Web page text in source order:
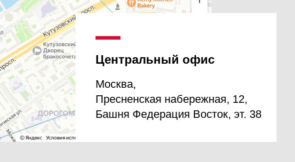
Центральный офис
Москва,
Пресненская набережная, 12,
Башня Федерация Восток, эт. 38